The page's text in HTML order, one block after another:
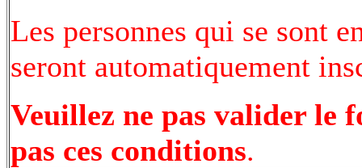
Les personnes qui se sont
seront automatiquement
Veuillez ne pas valider le
pas ces conditions.